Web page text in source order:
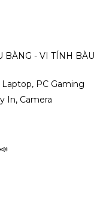
BÀNG - VI TÍNH BÀU
PC Gaming
In, Camera